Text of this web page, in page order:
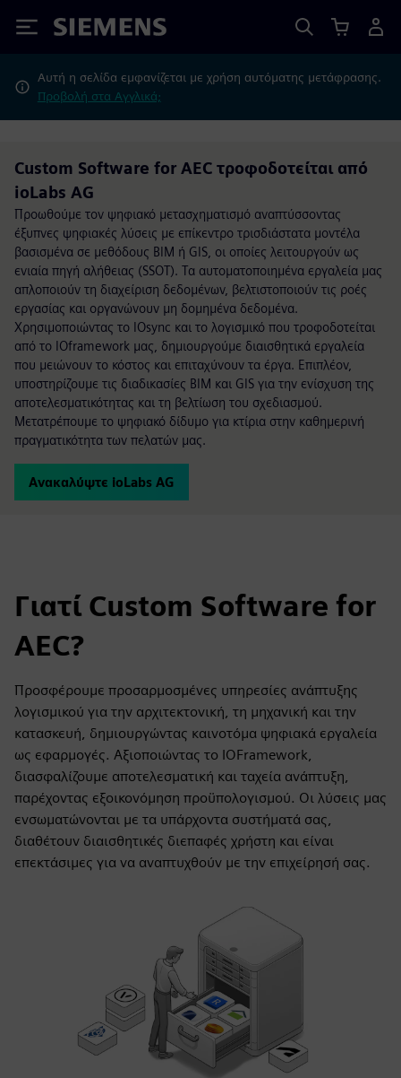
Siemens
Αυτή η σελίδα εμφανίζεται με χρήση αυτόματης μετάφρασης.
Προβολή στα Αγγλικά;
Custom Software for AEC τροφοδοτείται από
ioLabs AG
Προωθούμε τον ψηφιακό μετασχηματισμό αναπτύσσοντας
έξυπνες ψηφιακές λύσεις με επίκεντρο τρισδιάστατα μοντέλα
βασισμένα σε μεθόδους BIM ή GIS, οι οποίες λειτουργούν ως
ενιαία πηγή αλήθειας (SSOT). Τα αυτοματοποιημένα εργαλεία μας
απλοποιούν τη διαχείριση δεδομένων, βελτιστοποιούν τις ροές
εργασίας και οργανώνουν μη δομημένα δεδομένα.
Χρησιμοποιώντας το IOsync και το λογισμικό που τροφοδοτείται
από το IOframework μας, δημιουργούμε διαισθητικά εργαλεία
που μειώνουν το κόστος και επιταχύνουν τα έργα. Επιπλέον,
υποστηρίζουμε τις διαδικασίες BIM και GIS για την ενίσχυση της
αποτελεσματικότητας και τη βελτίωση του σχεδιασμού.
Μετατρέπουμε το ψηφιακό δίδυμο για κτίρια στην καθημερινή
πραγματικότητα των πελατών μας.
Ανακαλύψτε ioLabs AG
Γιατί Custom Software for
AEC?
Προσφέρουμε προσαρμοσμένες υπηρεσίες ανάπτυξης
λογισμικού για την αρχιτεκτονική, τη μηχανική και την
κατασκευή, δημιουργώντας καινοτόμα ψηφιακά εργαλεία
ως εφαρμογές. Αξιοποιώντας το IOFramework,
διασφαλίζουμε αποτελεσματική και ταχεία ανάπτυξη,
παρέχοντας εξοικονόμηση προϋπολογισμού. Οι λύσεις μας
ενσωματώνονται με τα υπάρχοντα συστήματά σας,
διαθέτουν διαισθητικές διεπαφές χρήστη και είναι
επεκτάσιμες για να αναπτυχθούν με την επιχείρησή σας.